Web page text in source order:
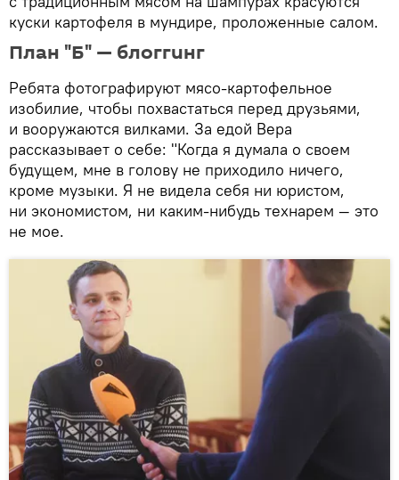
куски картофеля в мундире, проложенные салом.
План "Б" — блоггинг
Ребята фотографируют мясо-картофельное
изобилие, чтобы похвастаться перед друзьями,
и вооружаются вилками. За едой Вера
рассказывает о себе: "Когда я думала о своем
будущем, мне в голову не приходило ничего,
кроме музыки. Я не видела себя ни юристом,
ни экономистом, ни каким-нибудь технарем — это
не мое.